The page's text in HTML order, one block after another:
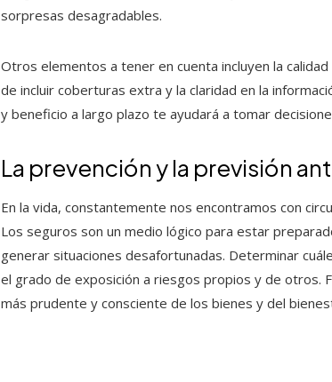
sorpresas desagradables.
Otros elementos a tener en cuenta incluyen la
de incluir coberturas extra y la claridad en la
y beneficio a largo plazo te ayudará a tomar
La prevención y la previsión
En la vida, constantemente nos encontramos con
Los seguros son un medio lógico para estar
generar situaciones desafortunadas. Determinar
el grado de exposición a riesgos propios y de otros.
más prudente y consciente de los bienes y del